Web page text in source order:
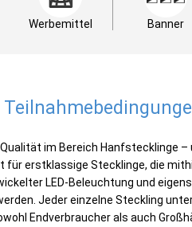
Werbemittel Banner
im Bereich Hanfstecklinge –
für erstklassige Stecklinge, die
LED-Beleuchtung und
Jeder einzelne Steckling
Endverbraucher als auch